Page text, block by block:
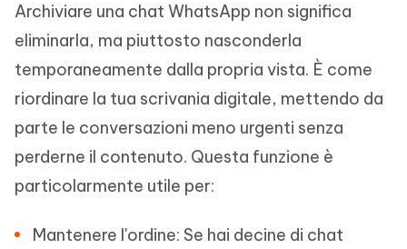
Archiviare una chat WhatsApp non significa
eliminarla, ma piuttosto nasconderla
temporaneamente dalla propria vista. È come
riordinare la tua scrivania digitale, mettendo da
parte le conversazioni meno urgenti senza
perderne il contenuto. Questa funzione è
particolarmente utile per:
Mantenere l'ordine: Se hai decine di chat